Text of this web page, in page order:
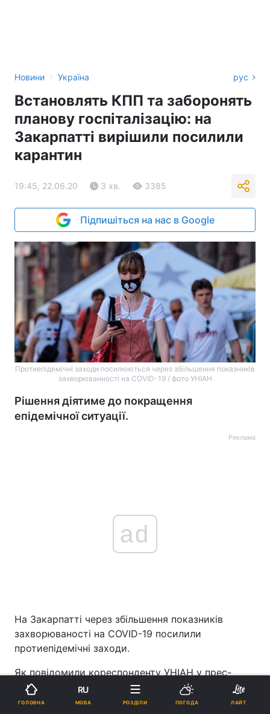
Новини › Україна рус
Встановлять КПП та заборонять
планову госпіталізацію: на
Закарпатті вирішили посилили
карантин
19:45, 22.06.20 3 хв. 3385
Підпишіться на нас в Google
Протиепідемічні заходи посилюються через збільшення показників
захворюванності на COVID-19 / фото УНІАН
Рішення діятиме до покращення
епідемічної ситуації.
Реклама
ad
На Закарпатті через збільшення показників
захворюваності на COVID-19 посилили
протиепідемічні заходи.
Як повідомили кореспонденту УНІАН у прес-
центрі Закарпатської ОДА, відповідне рішення
ухвалила регіональна комісія з питань
ГОЛОВНА
RU
МОВА РОЗДІЛИ ПОГОДА ЛАЙТ